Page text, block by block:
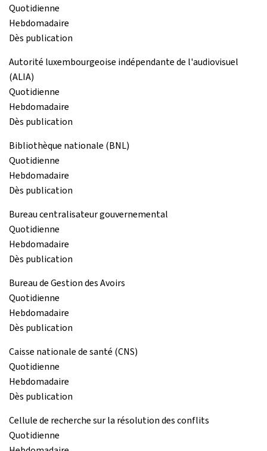
Quotidienne
Hebdomadaire
Dès publication
Autorité luxembourgeoise indépendante de l'audiovisuel
(ALIA)
Quotidienne
Hebdomadaire
Dès publication
Bibliothèque nationale (BNL)
Quotidienne
Hebdomadaire
Dès publication
Bureau centralisateur gouvernemental
Quotidienne
Hebdomadaire
Dès publication
Bureau de Gestion des Avoirs
Quotidienne
Hebdomadaire
Dès publication
Caisse nationale de santé (CNS)
Quotidienne
Hebdomadaire
Dès publication
Cellule de recherche sur la résolution des conflits
Quotidienne